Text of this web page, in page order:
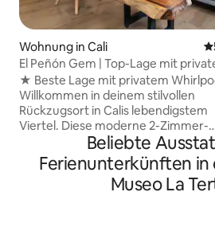
Wohnung in Cali
El Peñón Gem | Top-Lage mit
Whirlpool
★ Beste Lage mit privatem
Willkommen in deinem stilvollen
Rückzugsort in Calis lebendigstem
Viertel. Diese moderne 2-Zimmer-
Wohnung bietet alles, was du für
angenehmen und unvergesslichen
Aufenthalt benötigst, darunter ein
privater Whirlpool, Kingsize- und
Beliebte
Ferienunterkünften in
Museo La